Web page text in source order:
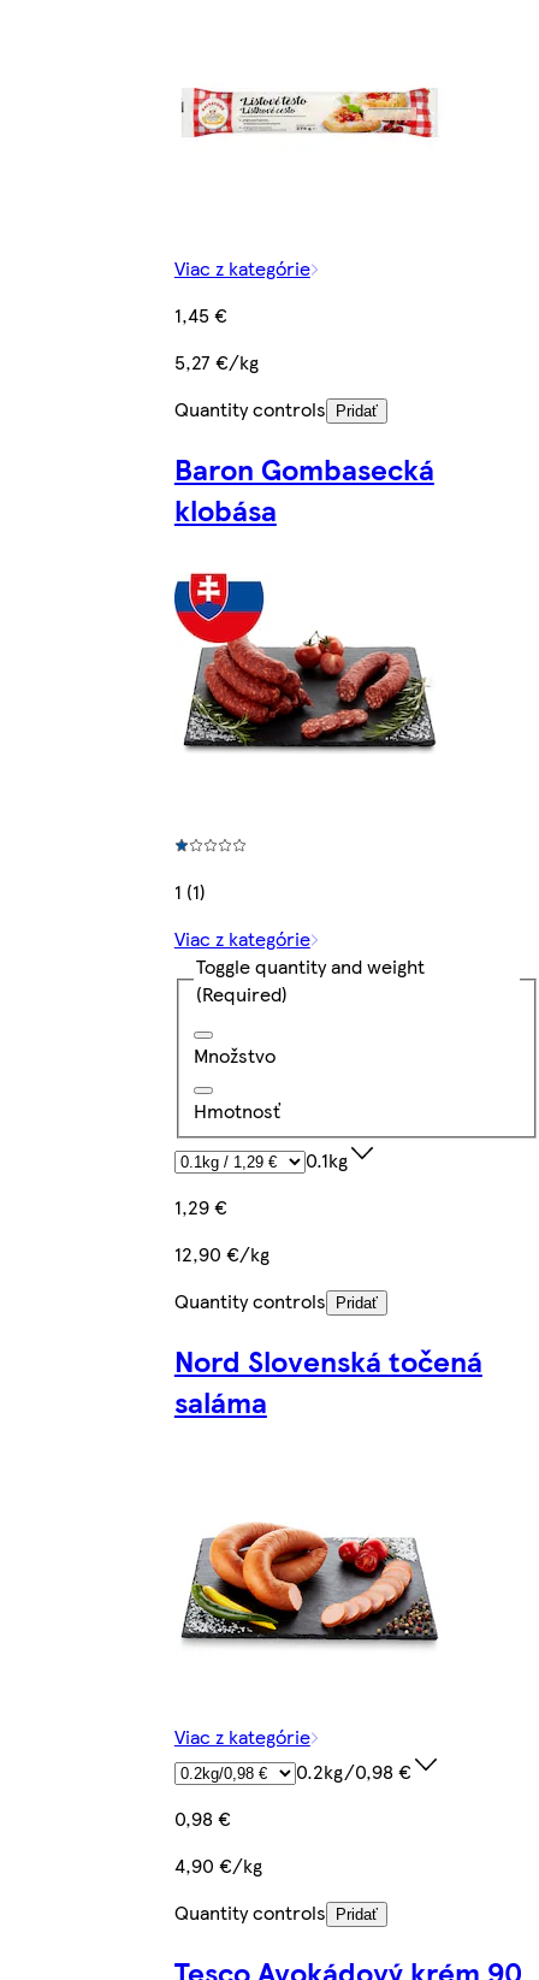
Viac z kategórie
1,45 €
5,27 €/kg
Quantity controls
Pridať
Baron Gombasecká
klobása
1 (1)
Viac z kategórie
Toggle quantity and weight
(Required)
Množstvo
Hmotnosť
0.1kg
1,29 €
12,90 €/kg
Quantity controls
Pridať
Nord Slovenská točená
saláma
Viac z kategórie
0.2kg/0,98 €
0,98 €
4,90 €/kg
Quantity controls
Pridať
Tesco Avokádový krém 90